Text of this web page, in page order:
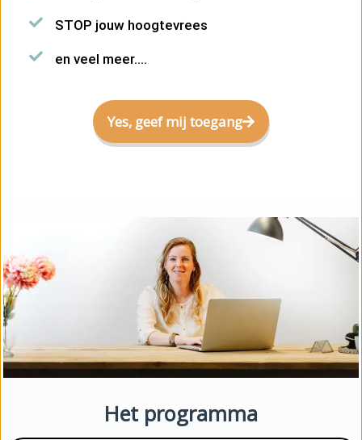
STOP jouw hoogtevrees
en veel meer....
Yes, geef mij toegang
Het programma